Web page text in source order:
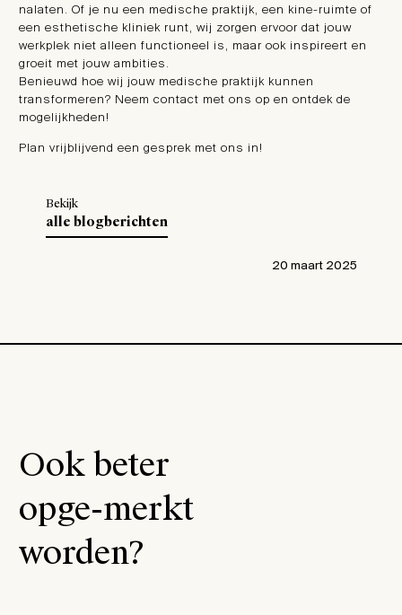
nalaten. Of je nu een medische praktijk, een kine-ruimte of
een esthetische kliniek runt, wij zorgen ervoor dat jouw
werkplek niet alleen functioneel is, maar ook inspireert en
groeit met jouw ambities.
Benieuwd hoe wij jouw medische praktijk kunnen
transformeren? Neem contact met ons op en ontdek de
mogelijkheden!
Plan vrijblijvend een gesprek met ons in!
Bekijk
alle blogberichten
20 maart 2025
Ook beter
opge-merkt
worden?